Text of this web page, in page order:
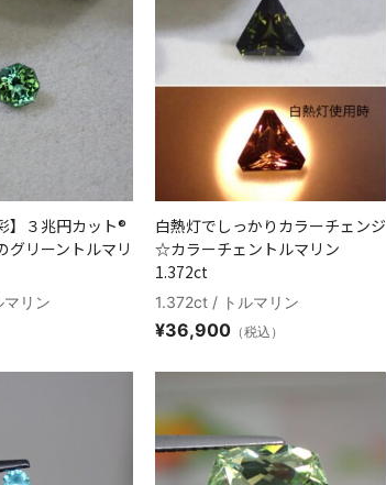
】３兆円カット®
グリーントルマリ
リン
白熱灯でしっかりカラーチェンジ
☆カラーチェントルマリン
1.372ct
1.372ct / トルマリン
¥36,900 （税込）